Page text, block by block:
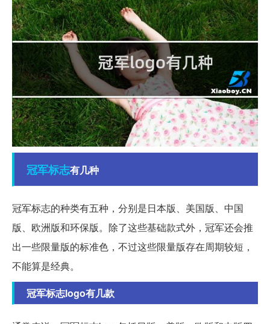
冠军标志有几种
冠军标志的种类有五种，分别是日本版、美国版、中国
版、欧洲版和环保版。除了这些基础款式外，冠军还会推
出一些限量版的标准色，不过这些限量版存在周期较短，
不能算是经典。
冠军标志logo有几款